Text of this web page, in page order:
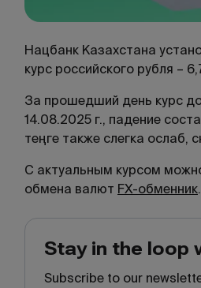
Нацбанк Казахстана
курс российского рубля –
За прошедший день курс
14.08.2025 г., падение
теңге также слегка ослаб,
С актуальным курсом
обмена валют FX-обменник.
Stay in the loop
Subscribe to our